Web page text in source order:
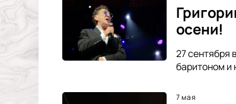
осени!
27 сентября
баритоном и
7 мая